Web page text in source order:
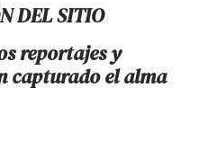
DEL SITIO
reportajes y
capturado el alma